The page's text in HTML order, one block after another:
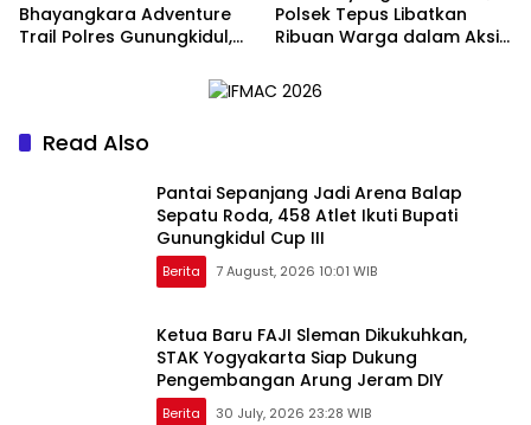
Bhayangkara Adventure
Trail Polres Gunungkidul,
Polsek Tepus Libatkan
Ribuan Warga dalam Aksi
Massal
Read Also
Pantai Sepanjang Jadi Arena Balap
Sepatu Roda, 458 Atlet Ikuti Bupati
Gunungkidul Cup III
Berita 7 August, 2026 10:01 WIB
Ketua Baru FAJI Sleman Dikukuhkan,
STAK Yogyakarta Siap Dukung
Pengembangan Arung Jeram DIY
Berita 30 July, 2026 23:28 WIB